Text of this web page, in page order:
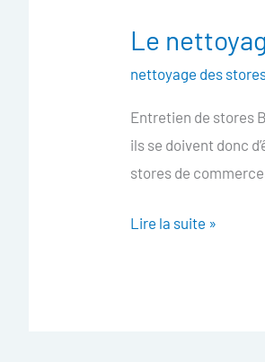
Le
nettoyage des
Entretien de stores
ils se doivent donc
stores de
Le
stores
Bois-
le-
Lire la suite »